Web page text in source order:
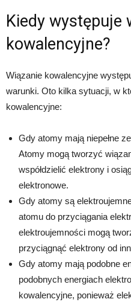
Kiedy występuje
kowalencyjne?
Wiązanie kowalencyjne
warunki. Oto kilka sytuacji, w
kowalencyjne:
Gdy atomy mają niepełne
Atomy mogą tworzyć
współdzielić elektrony i
elektronowe.
Gdy atomy są
atomu do przyciągania
elektroujemności mogą
przyciągnąć elektrony od
Gdy atomy mają podobne
podobnych energiach
kowalencyjne, ponieważ